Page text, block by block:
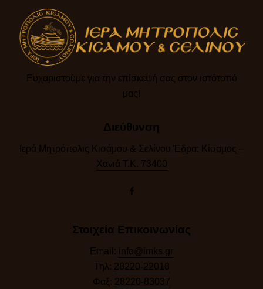
Ευχαριστούμε για την επίσκεψή σας στον ιστότοπό
μας!​
Διεύθυνση
Ιερά Μητρόπολις Κισάμου & Σελίνου Έδρα: Κίσαμος –
Χανιά Τ.Κ. 73400
Στοιχεία Επικοινωνίας
Email: info@imks.gr
Τηλ: 28220-22018
Φαξ: 28220-83037